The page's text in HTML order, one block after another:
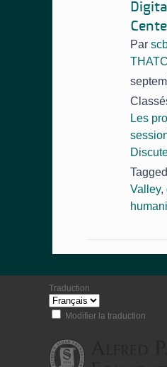
Par
Les
Valley,
Traduction
Modifier la traduction